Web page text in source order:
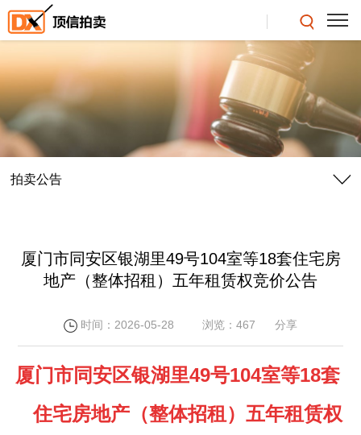
拍卖公告
厦门市同安区银湖里49号104室等18套住宅房
地产（整体招租）五年租赁权竞价公告
时间：2026-05-28 浏览：467 分享
厦门市同安区银湖里49号104室等18套
住宅房地产 （整体招租 ）五年租赁权